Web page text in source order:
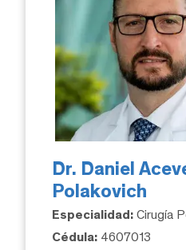
Dr. Daniel
Polakovich
Especialidad: Cirugía
Cédula: 4607013